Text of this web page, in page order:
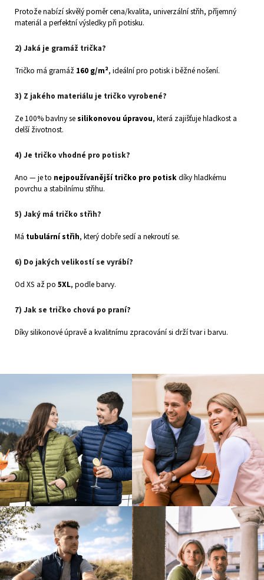
Protože nabízí skvělý poměr cena/kvalita, univerzální střih, příjemný
materiál a perfektní výsledky při potisku.
2) Jaká je gramáž trička?
Tričko má gramáž 160 g/m², ideální pro potisk i běžné nošení.
3) Z jakého materiálu je tričko vyrobené?
Ze 100% bavlny sesilikonovou úpravou, která zajišťuje hladkost a
delší životnost.
4) Je tričko vhodné pro potisk?
Ano — je to nejpoužívanější tričko pro potiskdíky hladkému
povrchu a stabilnímu střihu.
5) Jaký má tričko střih?
Má tubulární střih, který dobře sedí a nekroutí se.
6) Do jakých velikostí se vyrábí?
Od XS až po 5XL, podle barvy.
7) Jak se tričko chová po praní?
Díky silikonové úpravě a kvalitnímu zpracování si drží tvar i barvu.